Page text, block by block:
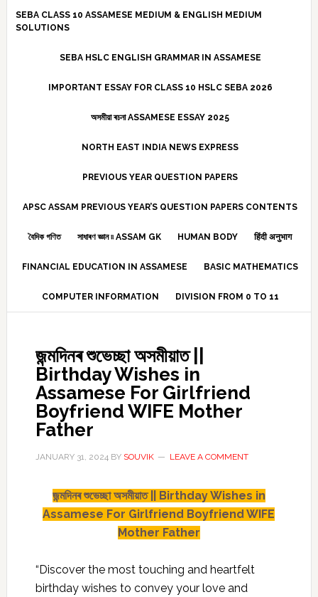
SEBA CLASS 10 ASSAMESE MEDIUM & ENGLISH MEDIUM
SOLUTIONS
SEBA HSLC ENGLISH GRAMMAR IN ASSAMESE
IMPORTANT ESSAY FOR CLASS 10 HSLC SEBA 2026
অসমীয়া ৰচনা ASSAMESE ESSAY 2025
NORTH EAST INDIA NEWS EXPRESS
PREVIOUS YEAR QUESTION PAPERS
APSC ASSAM PREVIOUS YEAR’S QUESTION PAPERS CONTENTS
বৈদিক গণিত সাধাৰণ জ্ঞান ৷৷ ASSAM GK HUMAN BODY हिंदी अनुभाग
FINANCIAL EDUCATION IN ASSAMESE BASIC MATHEMATICS
COMPUTER INFORMATION DIVISION FROM 0 TO 11
জন্মদিনৰ শুভেচ্ছা অসমীয়াত ||
Birthday Wishes in
Assamese For Girlfriend
Boyfriend WIFE Mother
Father
JANUARY 31, 2024BY SOUVIK LEAVE A COMMENT
জন্মদিনৰ শুভেচ্ছা অসমীয়াত || Birthday Wishes in
Assamese For Girlfriend Boyfriend WIFE
Mother Father
“Discover the most touching and heartfelt
birthday wishes to convey your love and